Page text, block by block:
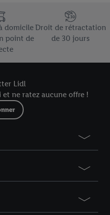
différents arguments de
domicile
point de
Droit de rétractation
de 30 jours
Lidl
ne ratez aucune offre !